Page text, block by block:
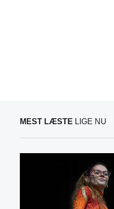
MEST LÆSTE LIGE NU